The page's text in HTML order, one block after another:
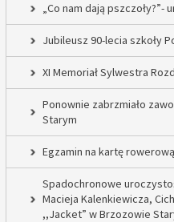
„Co nam dają pszczoły?”-
Jubileusz 90-lecia szkoły
XI Memoriał Sylwestra
Ponownie zabrzmiało
Starym
Egzamin na kartę
Spadochronowe
Macieja Kalenkiewicza,
,,Jacket” w Brzozowie